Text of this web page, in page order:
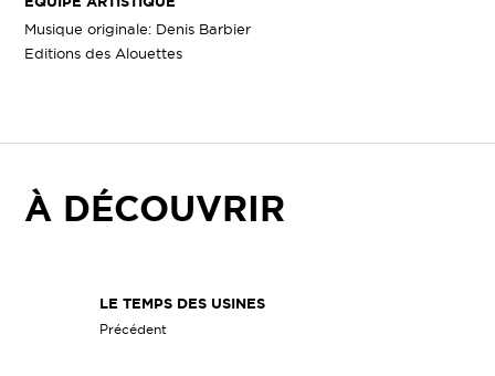
Musique originale: Denis Barbier
Editions des Alouettes
À DÉCOUVRIR
LE TEMPS DES USINES
Précédent